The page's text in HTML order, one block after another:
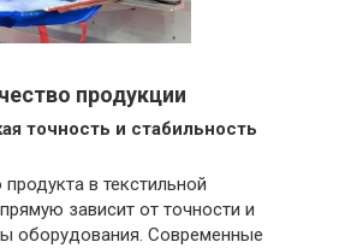
продукции
точность и стабильность
в текстильной
зависит от точности и
оборудования. Современные